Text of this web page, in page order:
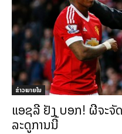
ຂ່າວພາຍ​ໃນ
ແອຊລີ ຢັງ ບອກ! ຜີຈະຈັ
ລະດູການນີ້